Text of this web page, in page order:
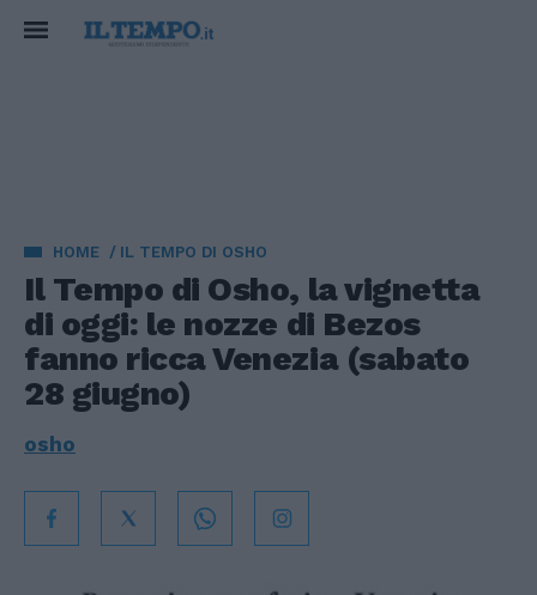
HOME IL TEMPO DI OSHO
Il Tempo di Osho, la vignetta
di oggi: le nozze di Bezos
fanno ricca Venezia (sabato
28 giugno)
osho